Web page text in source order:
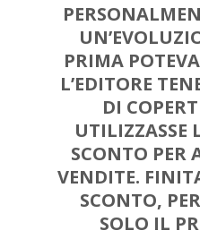
PRIMA
L’EDITORE
DI
UTILIZZASSE
SCONTO PER
VENDITE.
SCONTO,
SOLO IL